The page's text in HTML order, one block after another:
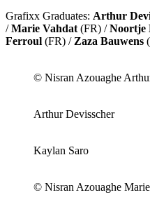
Grafixx Graduates: Arthur
/Marie Vahdat (FR) /Noortje
Ferroul (FR) / Zaza Bauwens
© Nisran Azouaghe
Arthur Devisscher
Kaylan Saro
© Nisran Azouaghe